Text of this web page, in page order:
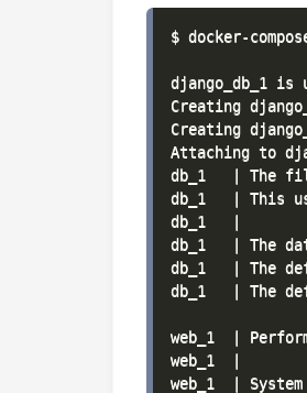
$ docker-
django_db_1 is
Creating
Creating
Attaching to
db_1   | The
db_1   | This
db_1   |
db_1   | The
db_1   | The
db_1   | The
web_1  |
web_1  |
web_1  |